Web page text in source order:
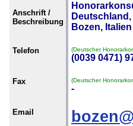
Anschrift /
Beschreibung
Deutschland,
Bozen, Italien
Telefon (Deutscher
(0039 0471)
Fax (Deutscher
-
Email